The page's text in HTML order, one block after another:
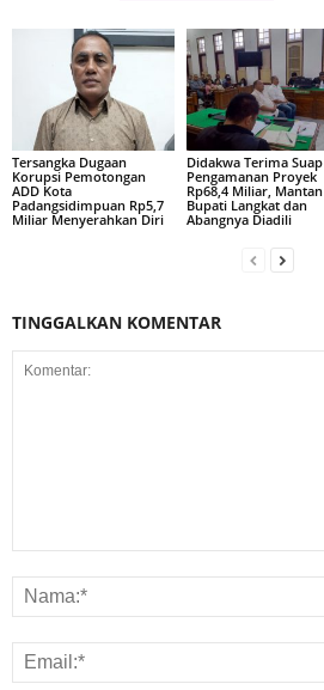
Tersangka Dugaan
Korupsi Pemotongan
ADD Kota
Padangsidimpuan Rp5,7
Miliar Menyerahkan Diri
Didakwa Terima Suap
Pengamanan Proyek
Rp68,4 Miliar, Mantan
Bupati Langkat dan
Abangnya Diadili
TINGGALKAN KOMENTAR